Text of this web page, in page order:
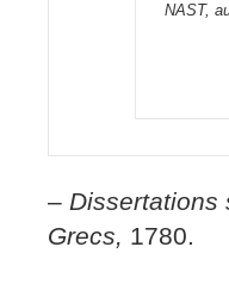
NAST,
– Dissertations
Grecs, 1780.